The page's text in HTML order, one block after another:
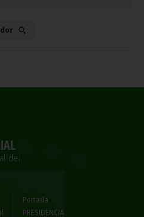
del
Portada
PRESIDENCIA